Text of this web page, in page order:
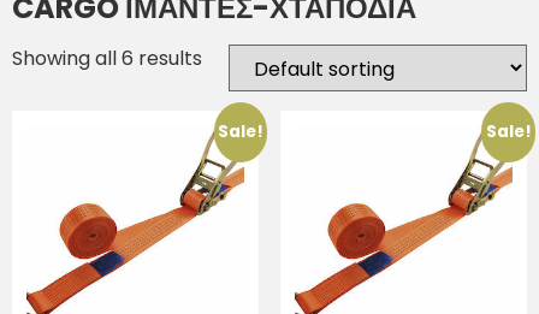
Showing all 6 results
Sale! Sale!